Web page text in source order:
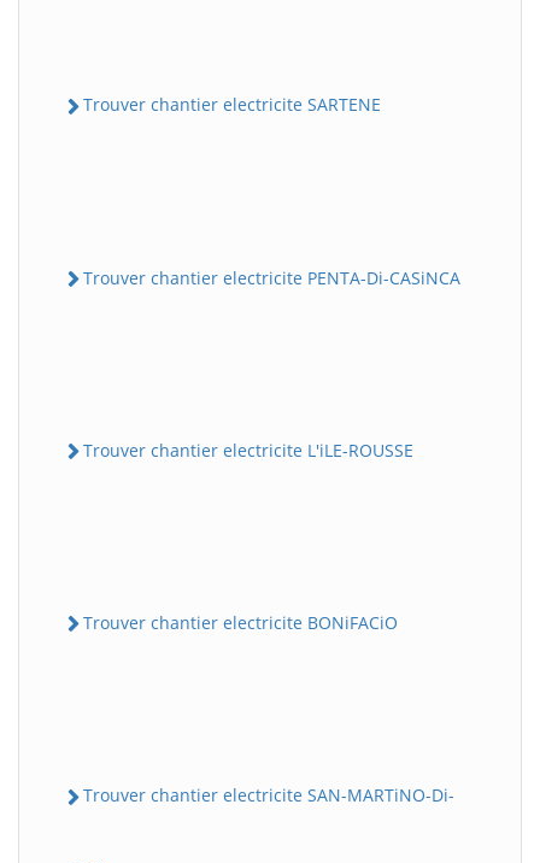
Trouver chantier electricite SARTENE
Trouver chantier electricite PENTA-Di-CASiNCA
Trouver chantier electricite L'iLE-ROUSSE
Trouver chantier electricite BONiFACiO
Trouver chantier electricite SAN-MARTiNO-Di-